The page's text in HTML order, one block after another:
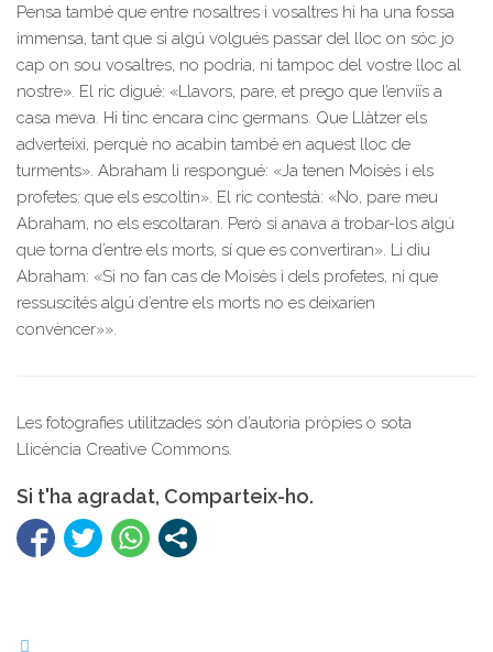
Pensa també que entre nosaltres i vosaltres hi ha una fossa
immensa, tant que si algú volgués passar del lloc on sóc jo
cap on sou vosaltres, no podria, ni tampoc del vostre lloc al
nostre». El ric digué: «Llavors, pare, et prego que l’enviïs a
casa meva. Hi tinc encara cinc germans. Que Llàtzer els
adverteixi, perquè no acabin també en aquest lloc de
turments». Abraham li respongué: «Ja tenen Moisès i els
profetes: que els escoltin». El ric contestà: «No, pare meu
Abraham, no els escoltaran. Però si anava a trobar-los algú
que torna d’entre els morts, sí que es convertiran». Li diu
Abraham: «Si no fan cas de Moisès i dels profetes, ni que
ressuscités algú d’entre els morts no es deixarien
convèncer»».
Les fotografies utilitzades són d’autoria pròpies o sota
Llicència Creative Commons.
Si t'ha agradat, Comparteix-ho.